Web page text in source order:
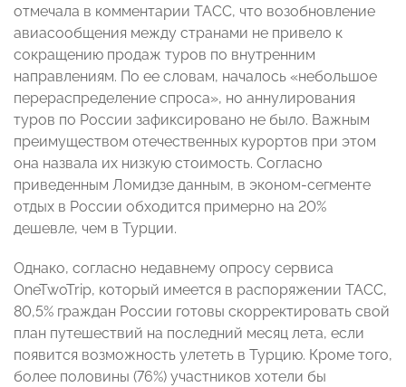
отмечала в комментарии ТАСС, что возобновление
авиасообщения между странами не привело к
сокращению продаж туров по внутренним
направлениям. По ее словам, началось «небольшое
перераспределение спроса», но аннулирования
туров по России зафиксировано не было. Важным
преимуществом отечественных курортов при этом
она назвала их низкую стоимость. Согласно
приведенным Ломидзе данным, в эконом-сегменте
отдых в России обходится примерно на 20%
дешевле, чем в Турции.
Однако, согласно недавнему опросу сервиса
OneTwoTrip, который имеется в распоряжении ТАСС,
80,5% граждан России готовы скорректировать свой
план путешествий на последний месяц лета, если
появится возможность улететь в Турцию. Кроме того,
более половины (76%) участников хотели бы